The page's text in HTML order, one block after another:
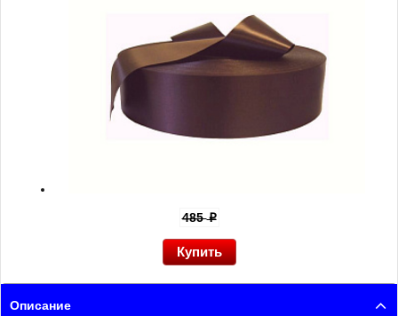
485p
Описание